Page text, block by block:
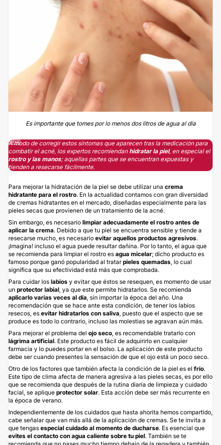
Es importante que tomes por lo menos dos litros de agua al día
A modo de corregir estos síntomas que aparecen tras la medicación para
combatir el acné, los expertos recomiendan hidratar la piel, en especial el
rostro y las manos; aquellas partes que se encuentran expuestas y
tienden a resecarse fácilmente.
Para mejorar la hidratación de la piel se debe utilizar una crema
hidratante para el rostro. En la actualidad contamos con gran diversidad
de cremas hidratantes en el mercado, diseñadas especialmente para las
pieles secas que provienen de un tratamiento de la acné.
Sin embargo, es necesario limpiar adecuadamente el rostro antes de
aplicar la crema. Debido a que tu piel se encuentra sensible y tiende a
resecarse mucho, es necesario evitar aquellos productos agresivos.
¡Imagina! incluso el agua puede resultar dañina. Por lo tanto, el agua que
se recomienda para limpiar el rostro es agua micelar; dicho producto es
famoso porque ganó popularidad al tratar pieles quemadas , lo cual
significa que su efectividad está más que comprobada.
Para cuidar los labios y evitar que éstos se resequen, es momento de usar
un protector labial , ya que este permite hidratarlos. Se recomienda
aplicarlo varias veces al día , sin importar la época del año. Una
recomendación que se hace ante esta condición, de tener los labios
resecos, es evitar hidratarlos con saliva , puesto que el aspecto que se
produce es todo lo contrario, incluso las molestias se agravan aún más.
Para mejorar el problema del ojo seco , es recomendable tratarlo con
lágrima artificial. Este producto es fácil de adquirirlo en cualquier
farmacia y lo puedes portar en el bolso. La aplicación de este producto
debe ser cuando presentes la sensación de que el ojo está un poco seco.
Otro de los factores que también afecta la condición de la piel es el frío.
Este tipo de clima afecta de manera agresiva a las pieles secas, es por ello
que se recomienda que después de la rutina diaria de limpieza y cuidado
facial, se aplique protector solar. Esta acción debe ser más recurrente en
la época de verano.
Independientemente de los cuidados que hasta ahorita hemos compartido,
cabe señalar que van más allá de la aplicación de cremas. Se te invita a
que tengas especial cuidado al momento de ducharse. Es esencial que
evites el contacto con agua caliente sobre tu piel. También se te